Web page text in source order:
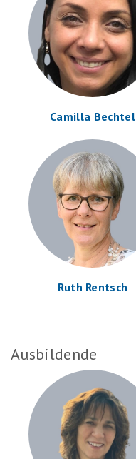
Camilla Bechtel
Ruth Rentsch
Ausbildende